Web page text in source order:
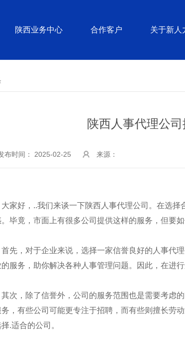
陕西业务中心 合作客户 关于新人
陕西人事代理公
布时间： 2025-02-25 来源：
大家好，..我们来谈一下陕西人事代理公司。在选
。毕竟，市面上有很多公司提供这样的服务，但要
首先，对于企业来说，选择一家信誉良好的人事代
服务，助你解决各种人事管理问题。因此，在进
其次，除了信誉外，公司的服务范围也是需要考虑
务，有些公司可能更专注于招聘，而有些则擅长劳
.适合的公司。